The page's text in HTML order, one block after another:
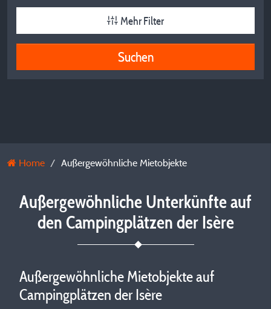
Suchen
Mehr Filter
Home Außergewöhnliche Mietobjekte
Außergewöhnliche Unterkünfte auf
den Campingplätzen der Isère
Außergewöhnliche Mietobjekte auf
Campingplätzen der Isère